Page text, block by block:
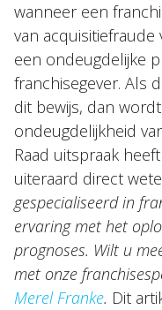
wanneer een
van
een ondeugdelijke
franchisegever. Als
dit bewijs, dan
ondeugdelijkheid
Raad uitspraak
uiteraard direct
gespecialiseerd in
ervaring met het
prognoses. Wilt u
met onze
Merel Franke. Dit